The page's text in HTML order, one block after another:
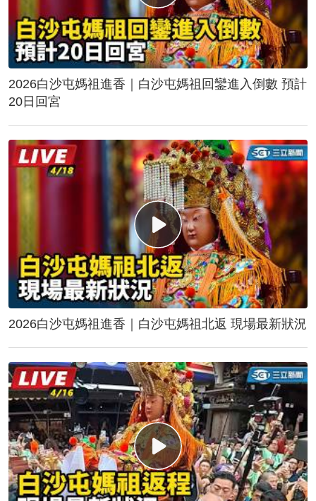
2026白沙屯媽祖進香｜白沙屯媽祖回鑾進入倒數 預計
20日回宮
2026白沙屯媽祖進香｜白沙屯媽祖北返 現場最新狀況